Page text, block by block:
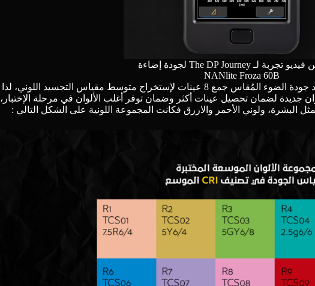
فيديو تجربة لـ The DP Journey
لجودة إضاءة
NANlite Froza 60B
بالطبع، لاحقاً إدرك العلماء أنه لا يكفي لنا لتحديد جودة الضوء المُقاس جمع 8 عينات لإستخراج متوسط مقياس التجسيد اللوني، لذا
مجموعة من الألوان أوسع تتضمن 7 ألوان جديدة لضمان تحصيل عينات أكثر وضمان توفر أغلب الألوان في مرحلة الإختبار،
البشرة، ولوني الأحمر والازرق فكانت المجموعة اللونية على الشكل التالي :